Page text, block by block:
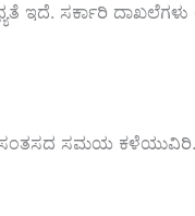
ಇದೆ. ಸರ್ಕಾರಿ
ಸಮಯ ಕಳೆಯುವಿರಿ.